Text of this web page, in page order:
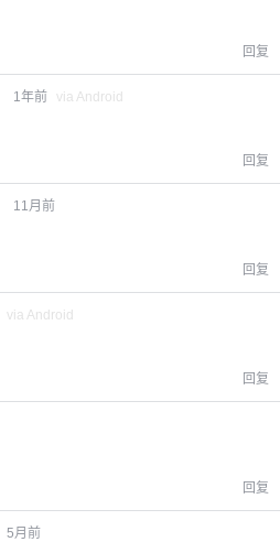
回复
1年前 via Android
回复
11月前
回复
via Android
回复
回复
5月前